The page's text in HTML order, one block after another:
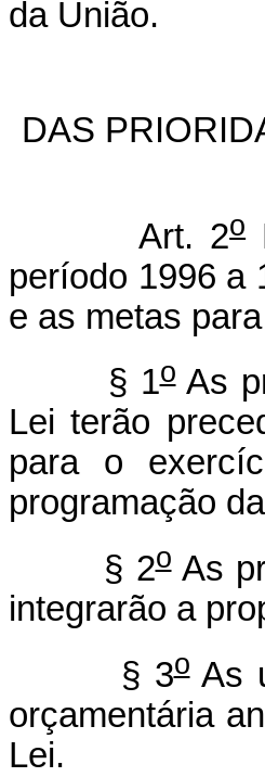
da União.
DAS
Art. 2o
período 1996 a
e as metas
§ 1oAs
Lei terão
para o
programação
§ 2oAs
integrarão a
§ 3oAs
orçamentária
Lei.